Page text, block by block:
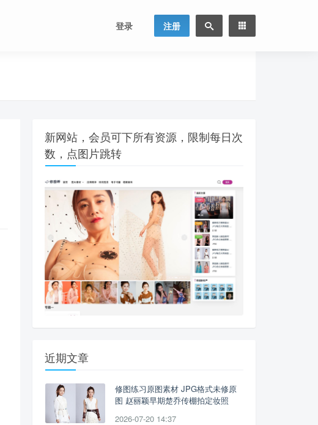
登录 注册
新网站，会员可下所有资源，限制每日次
数，点图片跳转
近期文章
修图练习原图素材 JPG格式未修原
图 赵丽颖早期楚乔传棚拍定妆照
2026-07-20 14:37